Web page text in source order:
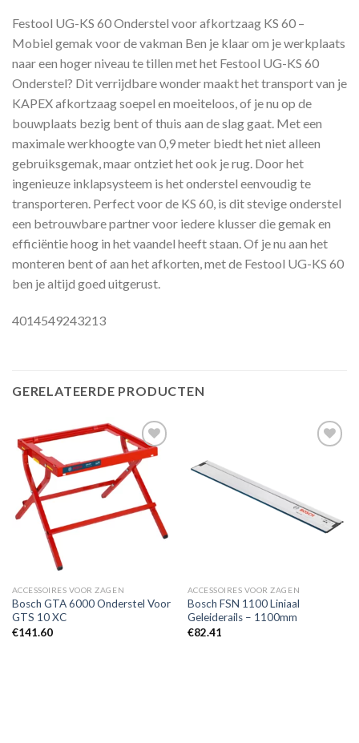
Festool UG-KS 60 Onderstel voor afkortzaag KS 60 –
Mobiel gemak voor de vakman Ben je klaar om je werkplaats
naar een hoger niveau te tillen met het Festool UG-KS 60
Onderstel? Dit verrijdbare wonder maakt het transport van je
KAPEX afkortzaag soepel en moeiteloos, of je nu op de
bouwplaats bezig bent of thuis aan de slag gaat. Met een
maximale werkhoogte van 0,9 meter biedt het niet alleen
gebruiksgemak, maar ontziet het ook je rug. Door het
ingenieuze inklapsysteem is het onderstel eenvoudig te
transporteren. Perfect voor de KS 60, is dit stevige onderstel
een betrouwbare partner voor iedere klusser die gemak en
efficiëntie hoog in het vaandel heeft staan. Of je nu aan het
monteren bent of aan het afkorten, met de Festool UG-KS 60
ben je altijd goed uitgerust.
4014549243213
GERELATEERDE PRODUCTEN
Toevoegen
aan
verlanglijst
ACCESSOIRES VOOR ZAGEN
Bosch GTA 6000 Onderstel Voor
GTS 10 XC
€141.60
verlanglijst
ACCESSOIRES VOOR ZAGEN
Bosch FSN 1100 Liniaal
Geleiderails – 1100mm
€82.41